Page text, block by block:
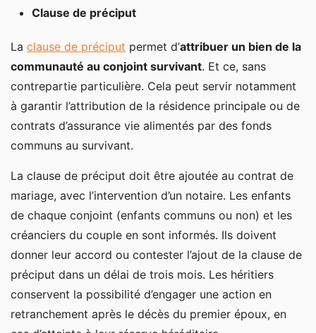
Clause de préciput
La clause de préciput permet d’attribuer un bien de la
communauté au conjoint survivant. Et ce, sans
contrepartie particulière. Cela peut servir notamment
à garantir l’attribution de la résidence principale ou de
contrats d’assurance vie alimentés par des fonds
communs au survivant.
La clause de préciput doit être ajoutée au contrat de
mariage, avec l’intervention d’un notaire. Les enfants
de chaque conjoint (enfants communs ou non) et les
créanciers du couple en sont informés. Ils doivent
donner leur accord ou contester l’ajout de la clause de
préciput dans un délai de trois mois. Les héritiers
conservent la possibilité d’engager une action en
retranchement après le décès du premier époux, en